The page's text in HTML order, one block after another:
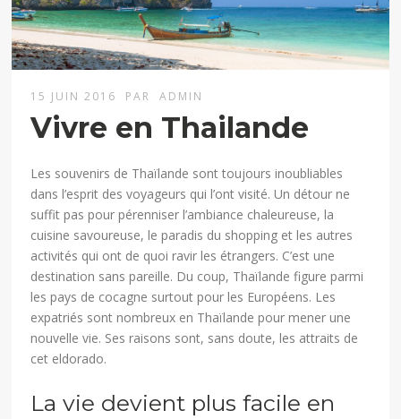
15 JUIN 2016 PAR ADMIN
Vivre en Thailande
Les souvenirs de Thaïlande sont toujours inoubliables
dans l’esprit des voyageurs qui l’ont visité. Un détour ne
suffit pas pour pérenniser l’ambiance chaleureuse, la
cuisine savoureuse, le paradis du shopping et les autres
activités qui ont de quoi ravir les étrangers. C’est une
destination sans pareille. Du coup, Thaïlande figure parmi
les pays de cocagne surtout pour les Européens. Les
expatriés sont nombreux en Thaïlande pour mener une
nouvelle vie. Ses raisons sont, sans doute, les attraits de
cet eldorado.
La vie devient plus facile en